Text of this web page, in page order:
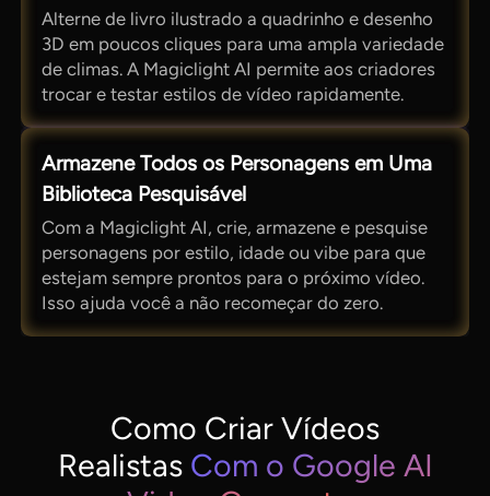
Alterne de livro ilustrado a quadrinho e desenho
3D em poucos cliques para uma ampla variedade
de climas. A Magiclight AI permite aos criadores
trocar e testar estilos de vídeo rapidamente.
Armazene Todos os Personagens em Uma
Biblioteca Pesquisável
Com a Magiclight AI, crie, armazene e pesquise
personagens por estilo, idade ou vibe para que
estejam sempre prontos para o próximo vídeo.
Isso ajuda você a não recomeçar do zero.
Como Criar Vídeos
RealistasCom o Google AI